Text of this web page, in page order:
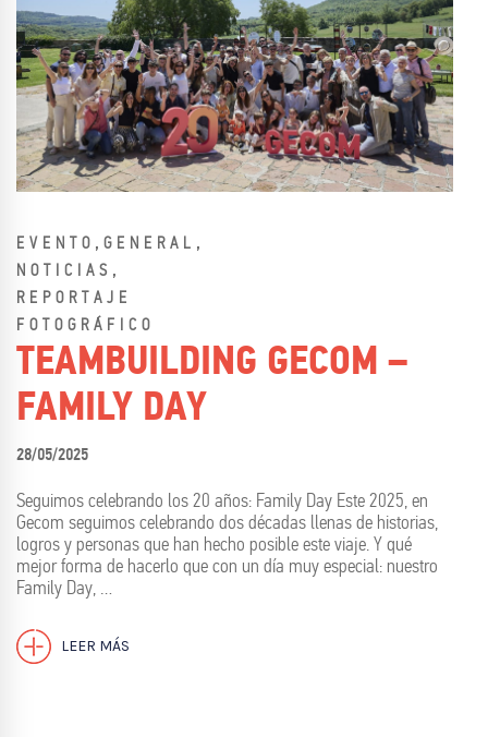
EVENTO , GENERAL ,
NOTICIAS ,
REPORTAJE
FOTOGRÁFICO
TEAMBUILDING GECOM –
FAMILY DAY
28/05/2025
Seguimos celebrando los 20 años: Family Day Este 2025, en
Gecom seguimos celebrando dos décadas llenas de historias,
logros y personas que han hecho posible este viaje. Y qué
mejor forma de hacerlo que con un día muy especial: nuestro
Family Day, …
LEER MÁS